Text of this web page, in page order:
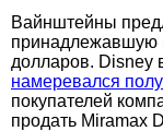
Вайнштейны
принадлежавшую
долларов. Disney
намеревался
покупателей
продать Miramax